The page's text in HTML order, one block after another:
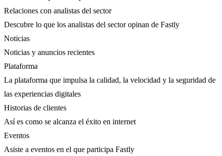
Relaciones con analistas del sector
Descubre lo que los analistas del sector opinan de Fastly
Noticias
Noticias y anuncios recientes
Plataforma
La plataforma que impulsa la calidad, la velocidad y la seguridad de
las experiencias digitales
Historias de clientes
Así es como se alcanza el éxito en internet
Eventos
Asiste a eventos en el que participa Fastly